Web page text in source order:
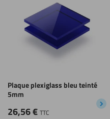
Plaque plexiglass bleu teinté
5mm
26,56€ TTC